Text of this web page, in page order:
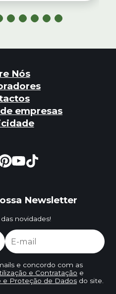
Nós
empresas
Newsletter
novidades!
e concordo com as
e Contratação e
e Proteção de Dadosdo site.